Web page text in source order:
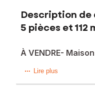
Description de
5 pièces et 112
À VENDRE-
Située à Bègles
Lire plus